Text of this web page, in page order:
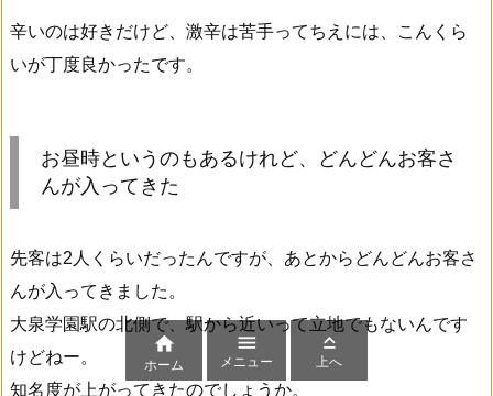
辛いのは好きだけど、激辛は苦手ってちえには、こんくら
いが丁度良かったです。
お昼時というのもあるけれど、どんどんお客さ
んが入ってきた
先客は2人くらいだったんですが、あとからどんどんお客さ
んが入ってきました。
大泉学園駅の北側で、駅から近いって立地でもないんです
けどねー。
知名度が上がってきたのでしょうか。

ホーム

メニュー

上へ